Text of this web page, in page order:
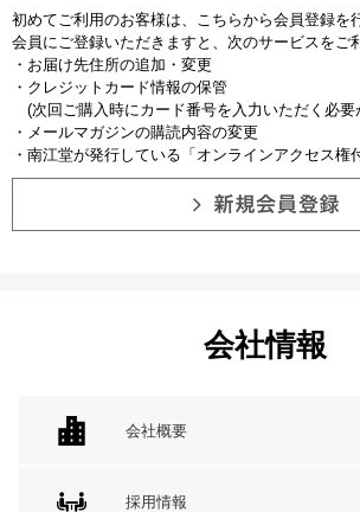
初めてご利用のお客様は、こちらから会員登録を
会員にご登録いただきますと、次のサービスをご
・お届け先住所の追加・変更
・クレジットカード情報の保管
(次回ご購入時にカード番号を入力いただく必要
・メールマガジンの購読内容の変更
・南江堂が発行している「オンラインアクセス権
会社情報
会社概要
採用情報